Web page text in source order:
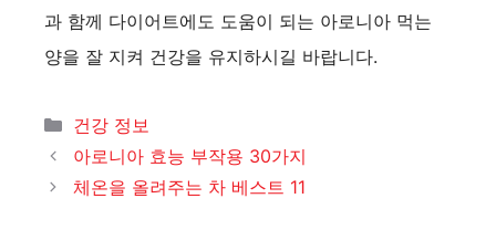
과 함께 다이어트에도 도움이 되는 아로니아 먹는
양을 잘 지켜 건강을 유지하시길 바랍니다.
카
테
리
건강 정보
아로니아 효능 부작용 30가지
체온을 올려주는 차 베스트 11